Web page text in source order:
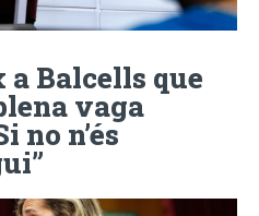
a Balcells que
vaga
no n’és